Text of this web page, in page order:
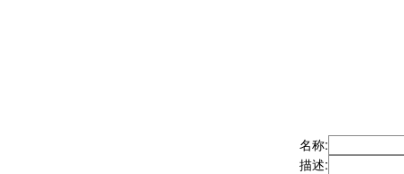
名称:
描述: